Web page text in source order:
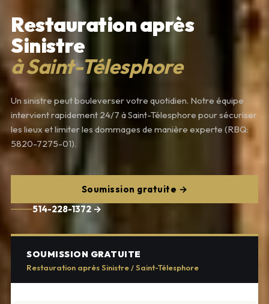
Restauration après
Sinistre
à Saint-Télesphore
Un sinistre peut bouleverser votre quotidien. Notre équipe
intervient rapidement 24/7 à Saint-Télesphore pour sécuriser
les lieux et limiter les dommages de manière experte (RBQ:
5820-7275-01).
Soumission gratuite →
514-228-1372 →
SOUMISSION GRATUITE
Restauration après Sinistre / Saint-Télesphore